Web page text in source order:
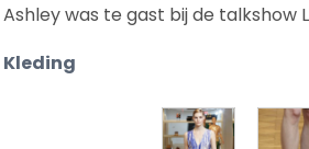
Ashley was te gast bij de talkshow
Kleding